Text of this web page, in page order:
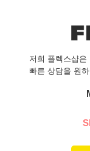
저희 플렉스샵은
빠른 상담을 원